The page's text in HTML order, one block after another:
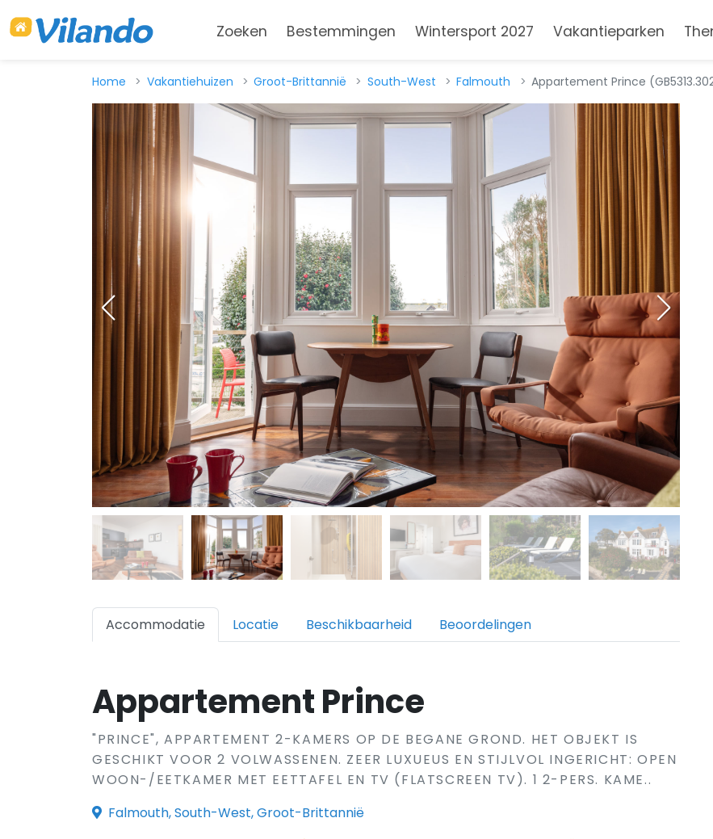
Zoeken Bestemmingen Wintersport 2027 Vakantieparken
Home Vakantiehuizen Groot-Brittannië South-West Falmouth Appartement Prince
Accommodatie Locatie Beschikbaarheid Beoordelingen
Appartement Prince
"PRINCE", APPARTEMENT 2-KAMERS OP DE BEGANE GROND. HET OBJEKT IS
GESCHIKT VOOR 2 VOLWASSENEN. ZEER LUXUEUS EN STIJLVOL INGERICHT: OPEN
WOON-/EETKAMER MET EETTAFEL EN TV (FLATSCREEN TV). 1 2-PERS. KAME..
Falmouth, South-West, Groot-Brittannië